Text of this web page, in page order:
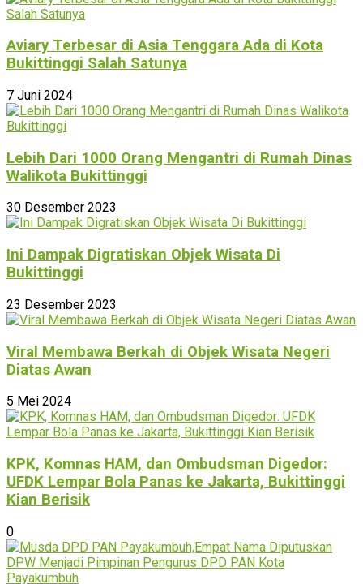
Aviary Terbesar di Asia Tenggara Ada di Kota
Bukittinggi Salah Satunya
7 Juni 2024
Lebih Dari 1000 Orang Mengantri di Rumah Dinas
Walikota Bukittinggi
30 Desember 2023
Ini Dampak Digratiskan Objek Wisata Di
Bukittinggi
23 Desember 2023
Viral Membawa Berkah di Objek Wisata Negeri
Diatas Awan
5 Mei 2024
KPK, Komnas HAM, dan Ombudsman Digedor:
UFDK Lempar Bola Panas ke Jakarta, Bukittinggi
Kian Berisik
0